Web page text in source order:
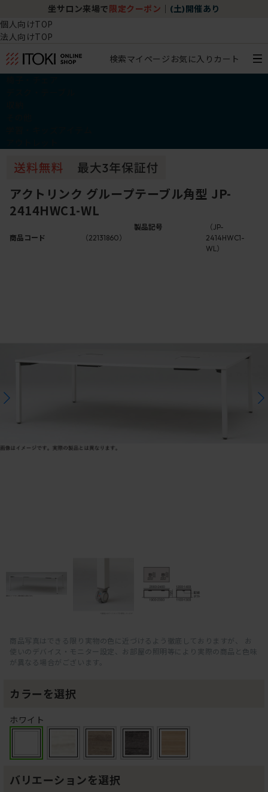
坐サロン来場で 限定クーポン (土)開催あり
個人向けTOP
法人向けTOP
検索マイページ お気に入り カート
アクトリンク グループテーブル角型 JP-
2414HWC1-WL
商品コード （22131860）
製品記号
（JP-
2414HWC1-
WL）
商品写真はできる限り実物の色に近づけるよう徹底しておりますが、 お
使いのデバイス・モニター設定、お部屋の照明等により実際の商品と色味
が異なる場合がございます。
カラーを選択
ホワイト
バリエーションを選択